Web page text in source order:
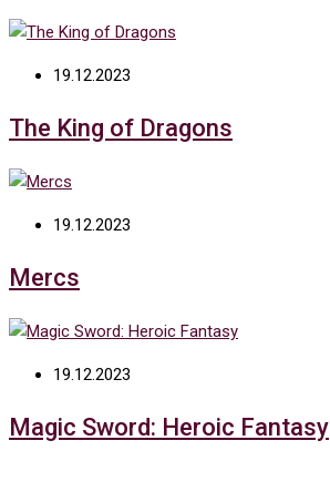
19.12.2023
The King of Dragons
19.12.2023
Mercs
19.12.2023
Magic Sword: Heroic Fantasy